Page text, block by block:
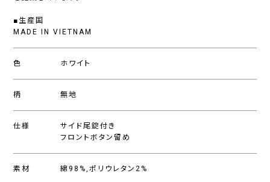
■生産国
MADE IN VIETNAM
色 ホワイト
柄 無地
仕様
サイド尾錠付き
フロントボタン留め
素材 綿98%,ポリウレタン2%